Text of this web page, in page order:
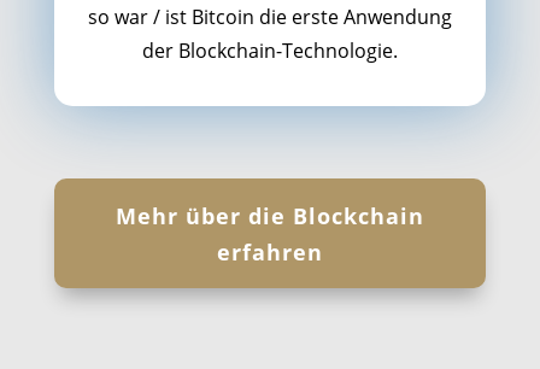
so war / ist Bitcoin die erste Anwendung
der Blockchain-Technologie.
Mehr über die Blockchain
erfahren